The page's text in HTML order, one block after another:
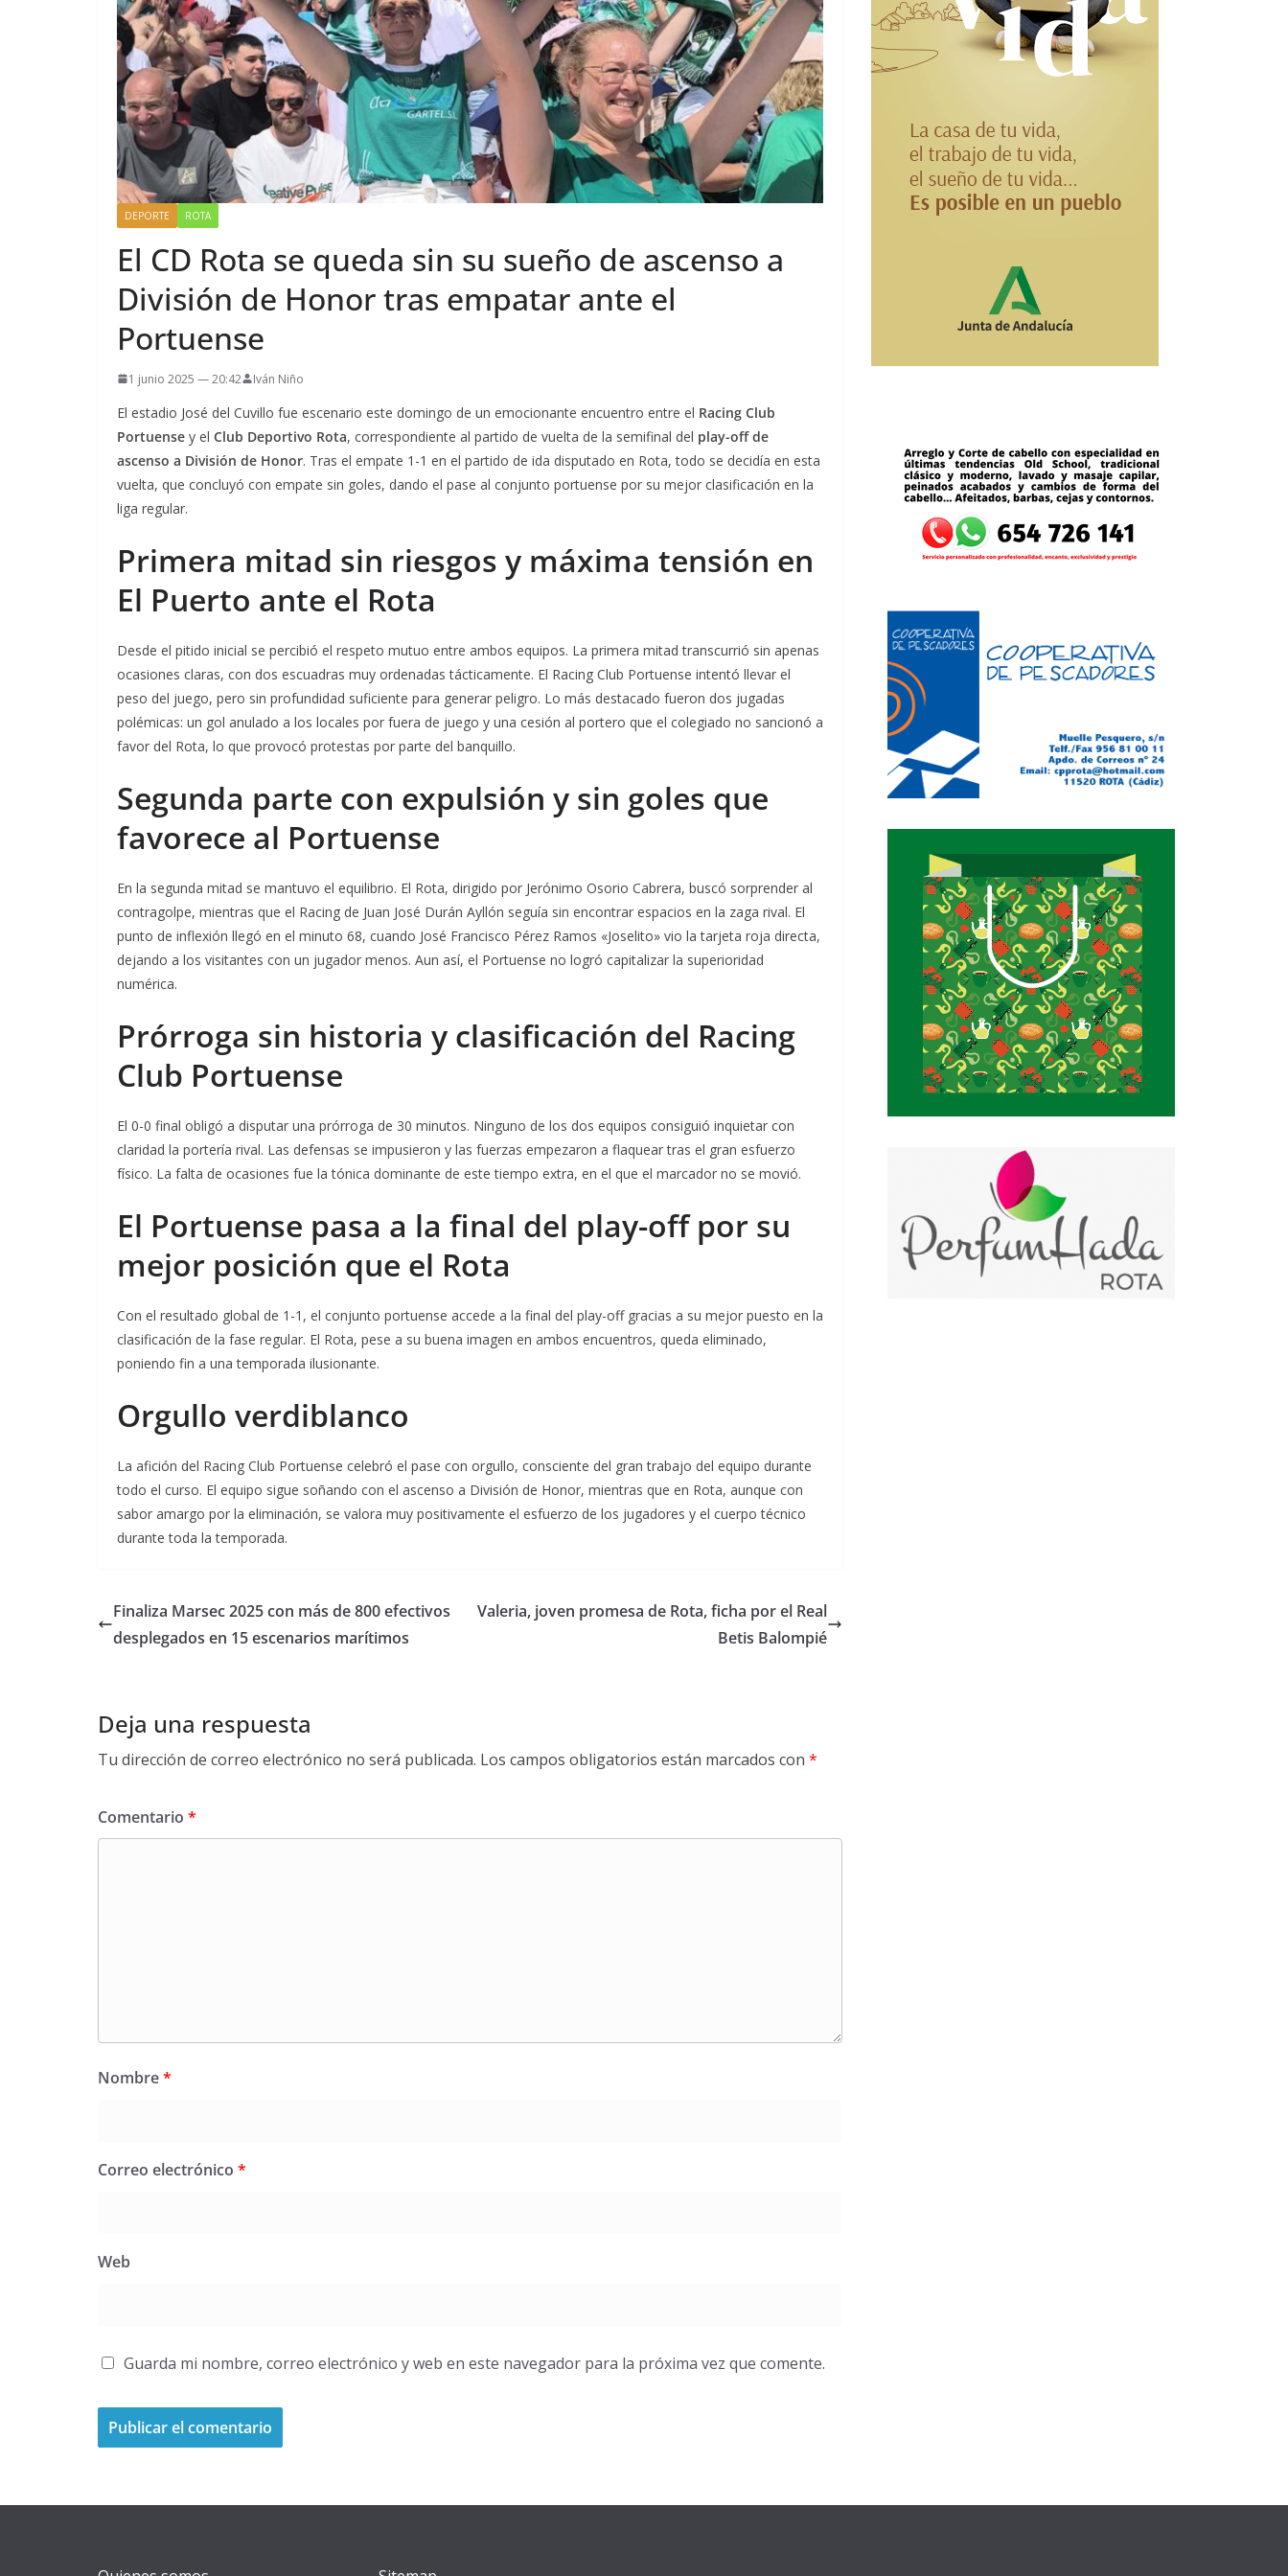
DEPORTE ROTA
El CD Rota se queda sin su sueño de ascenso a
División de Honor tras empatar ante el
Portuense
1 junio 2025 — 20:42 Iván Niño
El estadio José del Cuvillo fue escenario este domingo de un emocionante encuentro entre el Racing Club
Portuense y el Club Deportivo Rota, correspondiente al partido de vuelta de la semifinal del play-off de
ascenso a División de Honor. Tras el empate 1-1 en el partido de ida disputado en Rota, todo se decidía en esta
vuelta, que concluyó con empate sin goles, dando el pase al conjunto portuense por su mejor clasificación en la
liga regular.
Primera mitad sin riesgos y máxima tensión en
El Puerto ante el Rota
Desde el pitido inicial se percibió el respeto mutuo entre ambos equipos. La primera mitad transcurrió sin apenas
ocasiones claras, con dos escuadras muy ordenadas tácticamente. El Racing Club Portuense intentó llevar el
peso del juego, pero sin profundidad suficiente para generar peligro. Lo más destacado fueron dos jugadas
polémicas: un gol anulado a los locales por fuera de juego y una cesión al portero que el colegiado no sancionó a
favor del Rota, lo que provocó protestas por parte del banquillo.
Segunda parte con expulsión y sin goles que
favorece al Portuense
En la segunda mitad se mantuvo el equilibrio. El Rota, dirigido por Jerónimo Osorio Cabrera, buscó sorprender al
contragolpe, mientras que el Racing de Juan José Durán Ayllón seguía sin encontrar espacios en la zaga rival. El
punto de inflexión llegó en el minuto 68, cuando José Francisco Pérez Ramos «Joselito» vio la tarjeta roja directa,
dejando a los visitantes con un jugador menos. Aun así, el Portuense no logró capitalizar la superioridad
numérica.
Prórroga sin historia y clasificación del Racing
Club Portuense
El 0-0 final obligó a disputar una prórroga de 30 minutos. Ninguno de los dos equipos consiguió inquietar con
claridad la portería rival. Las defensas se impusieron y las fuerzas empezaron a flaquear tras el gran esfuerzo
físico. La falta de ocasiones fue la tónica dominante de este tiempo extra, en el que el marcador no se movió.
El Portuense pasa a la final del play-off por su
mejor posición que el Rota
Con el resultado global de 1-1, el conjunto portuense accede a la final del play-off gracias a su mejor puesto en la
clasificación de la fase regular. El Rota, pese a su buena imagen en ambos encuentros, queda eliminado,
poniendo fin a una temporada ilusionante.
Orgullo verdiblanco
La afición del Racing Club Portuense celebró el pase con orgullo, consciente del gran trabajo del equipo durante
todo el curso. El equipo sigue soñando con el ascenso a División de Honor, mientras que en Rota, aunque con
sabor amargo por la eliminación, se valora muy positivamente el esfuerzo de los jugadores y el cuerpo técnico
durante toda la temporada.
Finaliza Marsec 2025 con más de 800 efectivos
desplegados en 15 escenarios marítimos
Valeria, joven promesa de Rota, ficha por el Real
Betis Balompié
Deja una respuesta
Tu dirección de correo electrónico no será publicada. Los campos obligatorios están marcados con *
Comentario *
Nombre*
Correo electrónico *
Web
Guarda mi nombre, correo electrónico y web en este navegador para la próxima vez que comente.
r